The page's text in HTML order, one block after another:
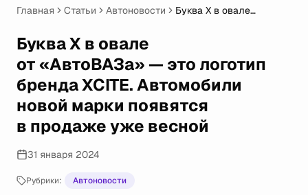
Главная Статьи Автоновости
Буква X в овале
марки появятся
в продаже уже весной
Буква X в овале
от «АвтоВАЗа» — это логотип
бренда XCITE. Автомобили
новой марки появятся
в продаже уже весной
31 января 2024
Рубрики: Автоновости